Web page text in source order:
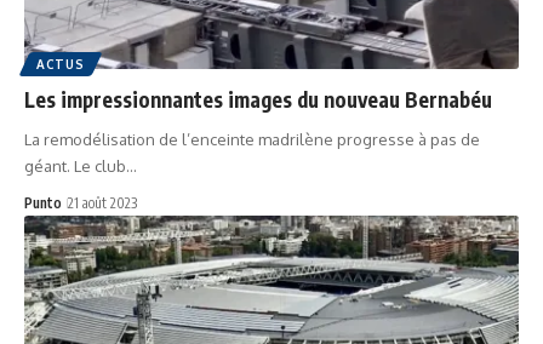
ACTUS
Les impressionnantes images du nouveau Bernabéu
La remodélisation de l’enceinte madrilène progresse à pas de
géant. Le club…
Punto 21 août 2023